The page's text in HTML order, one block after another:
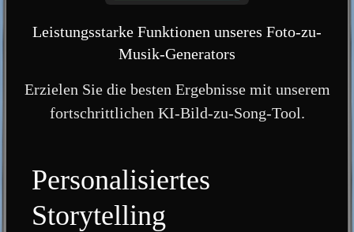
Leistungsstarke Funktionen unseres Foto-zu-
Musik-Generators
Erzielen Sie die besten Ergebnisse mit unserem
fortschrittlichen KI-Bild-zu-Song-Tool.
Personalisiertes
Storytelling